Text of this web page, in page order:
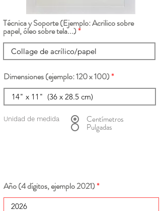
Técnica y Soporte (Ejemplo: Acrilico sobre
papel, óleo sobre tela...)
Dimensiones (ejemplo: 120 x 100)
Unidad de medida Centímetros
Pulgadas
Año (4 dígitos, ejemplo 2021)